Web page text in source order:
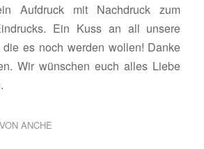
Aufdruck mit Nachdruck zum
Ein Kuss an all unsere
es noch werden wollen! Danke
Wir wünschen euch alles Liebe
VON ANCHE